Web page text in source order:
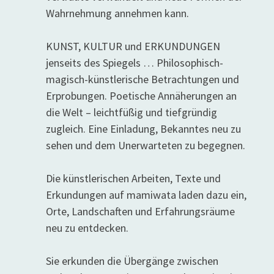
Wahrnehmung annehmen kann.
KUNST, KULTUR und ERKUNDUNGEN
jenseits des Spiegels … Philosophisch-
magisch-künstlerische Betrachtungen und
Erprobungen. Poetische Annäherungen an
die Welt – leichtfüßig und tiefgründig
zugleich. Eine Einladung, Bekanntes neu zu
sehen und dem Unerwarteten zu begegnen.
Die künstlerischen Arbeiten, Texte und
Erkundungen auf mamiwata laden dazu ein,
Orte, Landschaften und Erfahrungsräume
neu zu entdecken.
Sie erkunden die Übergänge zwischen